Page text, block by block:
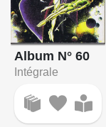
Album N° 60
Intégrale